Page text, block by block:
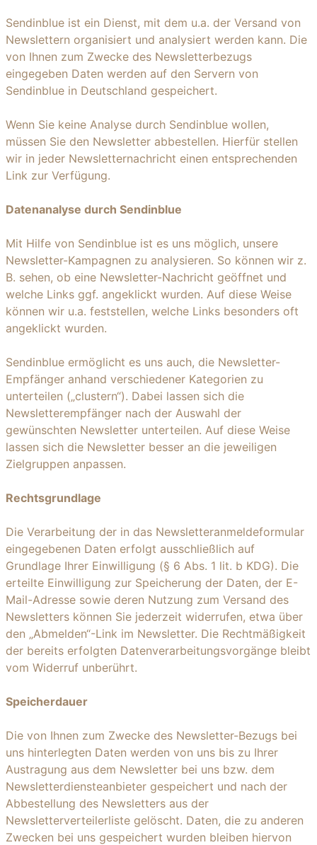
Sendinblue ist ein Dienst, mit dem u.a. der Versand von
Newslettern organisiert und analysiert werden kann. Die
von Ihnen zum Zwecke des Newsletterbezugs
eingegeben Daten werden auf den Servern von
Sendinblue in Deutschland gespeichert.
Wenn Sie keine Analyse durch Sendinblue wollen,
müssen Sie den Newsletter abbestellen. Hierfür stellen
wir in jeder Newsletternachricht einen entsprechenden
Link zur Verfügung.
Datenanalyse durch Sendinblue
Mit Hilfe von Sendinblue ist es uns möglich, unsere
Newsletter-Kampagnen zu analysieren. So können wir z.
B. sehen, ob eine Newsletter-Nachricht geöffnet und
welche Links ggf. angeklickt wurden. Auf diese Weise
können wir u.a. feststellen, welche Links besonders oft
angeklickt wurden.
Sendinblue ermöglicht es uns auch, die Newsletter-
Empfänger anhand verschiedener Kategorien zu
unterteilen („clustern“). Dabei lassen sich die
Newsletterempfänger nach der Auswahl der
gewünschten Newsletter unterteilen. Auf diese Weise
lassen sich die Newsletter besser an die jeweiligen
Zielgruppen anpassen.
Rechtsgrundlage
Die Verarbeitung der in das Newsletteranmeldeformular
eingegebenen Daten erfolgt ausschließlich auf
Grundlage Ihrer Einwilligung (§ 6 Abs. 1 lit. b KDG). Die
erteilte Einwilligung zur Speicherung der Daten, der E-
Mail-Adresse sowie deren Nutzung zum Versand des
Newsletters können Sie jederzeit widerrufen, etwa über
den „Abmelden“-Link im Newsletter. Die Rechtmäßigkeit
der bereits erfolgten Datenverarbeitungsvorgänge bleibt
vom Widerruf unberührt.
Speicherdauer
Die von Ihnen zum Zwecke des Newsletter-Bezugs bei
uns hinterlegten Daten werden von uns bis zu Ihrer
Austragung aus dem Newsletter bei uns bzw. dem
Newsletterdiensteanbieter gespeichert und nach der
Abbestellung des Newsletters aus der
Newsletterverteilerliste gelöscht. Daten, die zu anderen
Zwecken bei uns gespeichert wurden bleiben hiervon